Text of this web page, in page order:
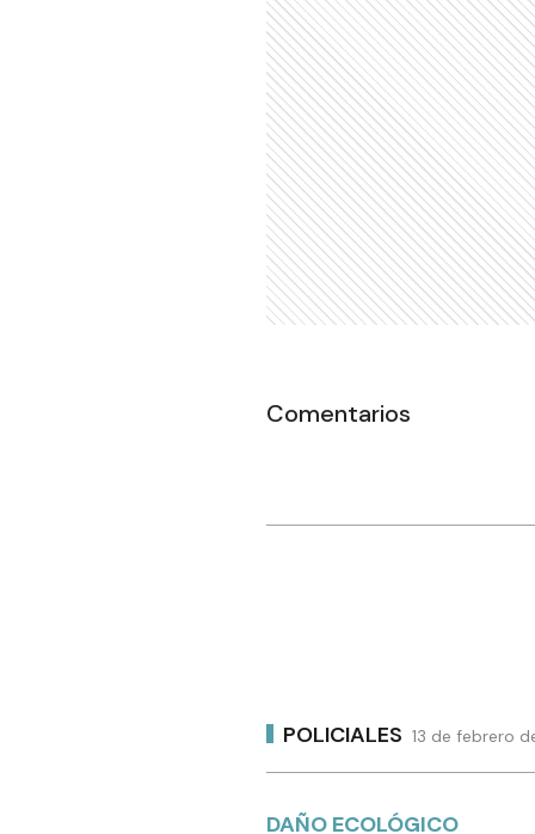
Comentarios
POLICIALES 13 de febrero
DAÑO ECOLÓGICO